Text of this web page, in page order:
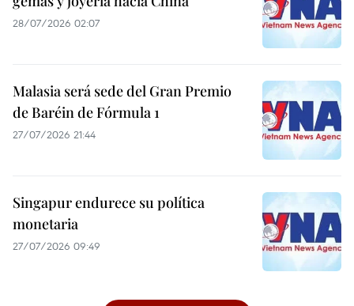
28/07/2026 02:07
Malasia será sede del Gran Premio
de Baréin de Fórmula 1
27/07/2026 21:44
Singapur endurece su política
monetaria
27/07/2026 09:49